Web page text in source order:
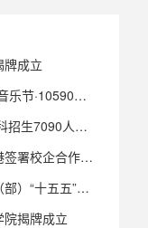
牌成立
深圳大学“荔园拾光音乐节·10590毕业歌会”温情唱响
深圳大学2026年本科招生7090人，新增集成电路学院、密码科学与技术专业、8个双学士学位项目
深圳大学与中建香港签署校企合作协议 共育湾区创新人才
深圳大学召开学院（部）“十五五”规划研讨会 文理工医协同并进 共绘高质量发展蓝图
揭牌成立